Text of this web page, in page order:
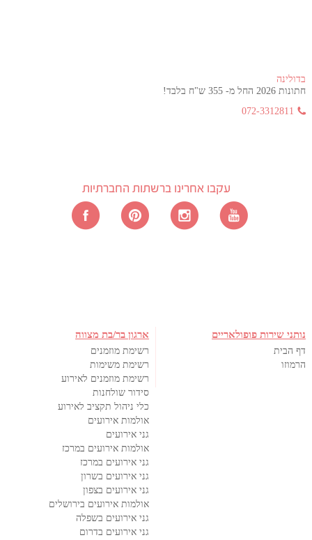
בדולינה
חתונות 2026 החל מ- 355 ש"ח בלבד!
072-3312811
עקבו אחרינו ברשתות החברתיות
נותני שירות פופולאריים
דף הבית
הרמוזו
ארגון בר/בת מצווה
רשימת מוזמנים
רשימת משימות
רשימת מוזמנים לאירוע
סידור שולחנות
כלי ניהול תקציב לאירוע
אולמות אירועים
גני אירועים
אולמות אירועים במרכז
גני אירועים במרכז
גני אירועים בשרון
גני אירועים בצפון
אולמות אירועים בירושלים
גני אירועים בשפלה
גני אירועים בדרום